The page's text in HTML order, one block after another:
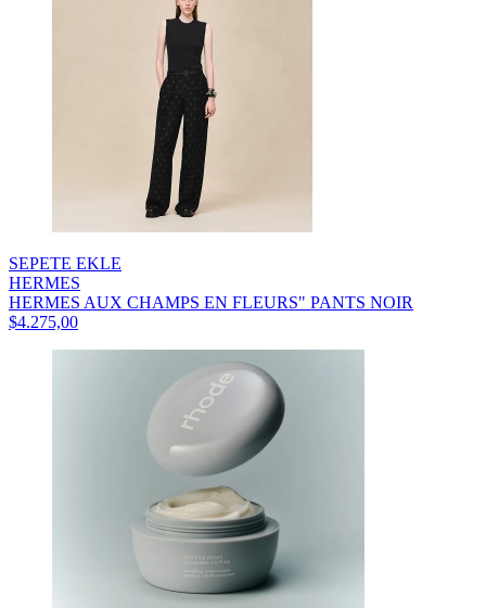
SEPETE EKLE
HERMES
HERMES AUX CHAMPS EN FLEURS" PANTS NOIR
$4.275,00